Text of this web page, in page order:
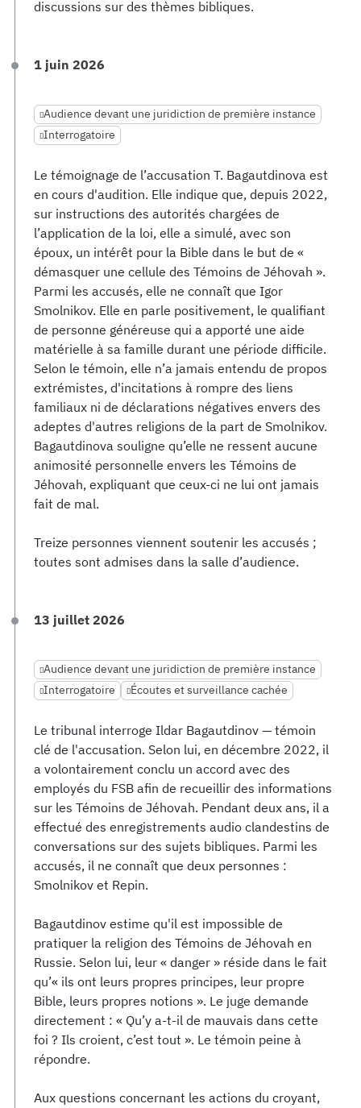
discussions sur des thèmes bibliques.
1 juin 2026
Audience devant une juridiction de première instance
Interrogatoire
Le témoignage de l’accusation T. Bagautdinova est
en cours d'audition. Elle indique que, depuis 2022,
sur instructions des autorités chargées de
l’application de la loi, elle a simulé, avec son
époux, un intérêt pour la Bible dans le but de «
démasquer une cellule des Témoins de Jéhovah ».
Parmi les accusés, elle ne connaît que Igor
Smolnikov. Elle en parle positivement, le qualifiant
de personne généreuse qui a apporté une aide
matérielle à sa famille durant une période difficile.
Selon le témoin, elle n’a jamais entendu de propos
extrémistes, d'incitations à rompre des liens
familiaux ni de déclarations négatives envers des
adeptes d'autres religions de la part de Smolnikov.
Bagautdinova souligne qu’elle ne ressent aucune
animosité personnelle envers les Témoins de
Jéhovah, expliquant que ceux-ci ne lui ont jamais
fait de mal.
Treize personnes viennent soutenir les accusés ;
toutes sont admises dans la salle d’audience.
13 juillet 2026
Audience devant une juridiction de première instance
Interrogatoire
Écoutes et surveillance cachée
Le tribunal interroge Ildar Bagautdinov — témoin
clé de l'accusation. Selon lui, en décembre 2022, il
a volontairement conclu un accord avec des
employés du FSB afin de recueillir des informations
sur les Témoins de Jéhovah. Pendant deux ans, il a
effectué des enregistrements audio clandestins de
conversations sur des sujets bibliques. Parmi les
accusés, il ne connaît que deux personnes :
Smolnikov et Repin.
Bagautdinov estime qu'il est impossible de
pratiquer la religion des Témoins de Jéhovah en
Russie. Selon lui, leur « danger » réside dans le fait
qu’« ils ont leurs propres principes, leur propre
Bible, leurs propres notions ». Le juge demande
directement : « Qu’y a-t-il de mauvais dans cette
foi ? Ils croient, c’est tout ». Le témoin peine à
répondre.
Aux questions concernant les actions du croyant,